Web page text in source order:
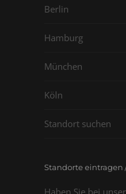
Berlin
Hamburg
München
Köln
Standort suchen
Standorte eintragen
Haben Sie bei